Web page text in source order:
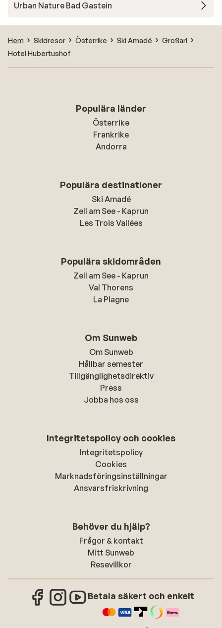
Urban Nature Bad Gastein
Hem Skidresor Österrike Ski Amadé
Großarl
Hotel Hubertushof
Populära länder
Österrike
Frankrike
Andorra
Populära destinationer
Ski Amadé
Zell am See - Kaprun
Les Trois Vallées
Populära skidområden
Zell am See - Kaprun
Val Thorens
La Plagne
Om Sunweb
Om Sunweb
Hållbar semester
Tillgänglighetsdirektiv
Press
Jobba hos oss
Integritetspolicy och cookies
Integritetspolicy
Cookies
Marknadsföringsinställningar
Ansvarsfriskrivning
Behöver du hjälp?
Frågor & kontakt
Mitt Sunweb
Resevillkor
Betala säkert och enkelt